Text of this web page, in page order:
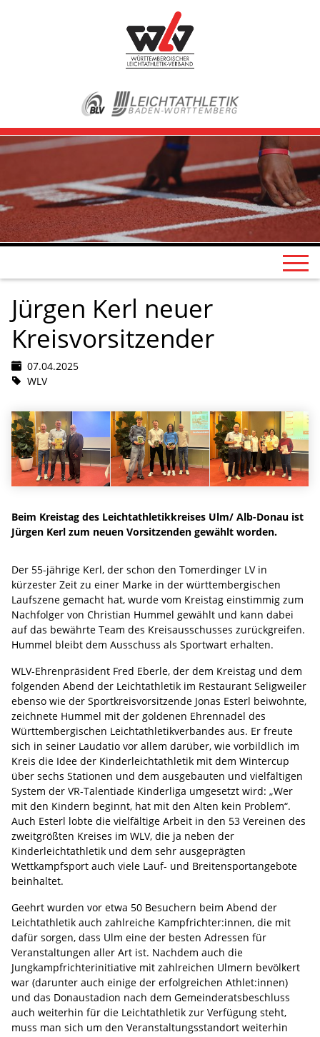
Jürgen Kerl neuer
Kreisvorsitzender
07.04.2025
WLV
Beim Kreistag des Leichtathletikkreises Ulm/ Alb-Donau ist
Jürgen Kerl zum neuen Vorsitzenden gewählt worden.
Der 55-jährige Kerl, der schon den Tomerdinger LV in
kürzester Zeit zu einer Marke in der württembergischen
Laufszene gemacht hat, wurde vom Kreistag einstimmig zum
Nachfolger von Christian Hummel gewählt und kann dabei
auf das bewährte Team des Kreisausschusses zurückgreifen.
Hummel bleibt dem Ausschuss als Sportwart erhalten.
WLV-Ehrenpräsident Fred Eberle, der dem Kreistag und dem
folgenden Abend der Leichtathletik im Restaurant Seligweiler
ebenso wie der Sportkreisvorsitzende Jonas Esterl beiwohnte,
zeichnete Hummel mit der goldenen Ehrennadel des
Württembergischen Leichtathletikverbandes aus. Er freute
sich in seiner Laudatio vor allem darüber, wie vorbildlich im
Kreis die Idee der Kinderleichtathletik mit dem Wintercup
über sechs Stationen und dem ausgebauten und vielfältigen
System der VR-Talentiade Kinderliga umgesetzt wird: „Wer
mit den Kindern beginnt, hat mit den Alten kein Problem“.
Auch Esterl lobte die vielfältige Arbeit in den 53 Vereinen des
zweitgrößten Kreises im WLV, die ja neben der
Kinderleichtathletik und dem sehr ausgeprägten
Wettkampfsport auch viele Lauf- und Breitensportangebote
beinhaltet.
Geehrt wurden vor etwa 50 Besuchern beim Abend der
Leichtathletik auch zahlreiche Kampfrichter:innen, die mit
dafür sorgen, dass Ulm eine der besten Adressen für
Veranstaltungen aller Art ist. Nachdem auch die
Jungkampfrichterinitiative mit zahlreichen Ulmern bevölkert
war (darunter auch einige der erfolgreichen Athlet:innen)
und das Donaustadion nach dem Gemeinderatsbeschluss
auch weiterhin für die Leichtathletik zur Verfügung steht,
muss man sich um den Veranstaltungsstandort weiterhin